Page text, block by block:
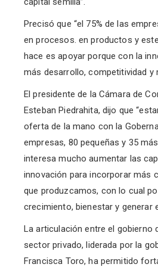
Precisó que “el 75% de las
en procesos. en productos y
hace es apoyar porque con la
más desarrollo, competitividad y
El presidente de la Cámara de
Esteban Piedrahita, dijo que
oferta de la mano con la
empresas, 80 pequeñas y 35
interesa mucho aumentar las
innovación para incorporar más
que produzcamos, con lo cual
crecimiento, bienestar y generar
La articulación entre el gobierno
sector privado, liderada por la
Francisca Toro, ha permitido